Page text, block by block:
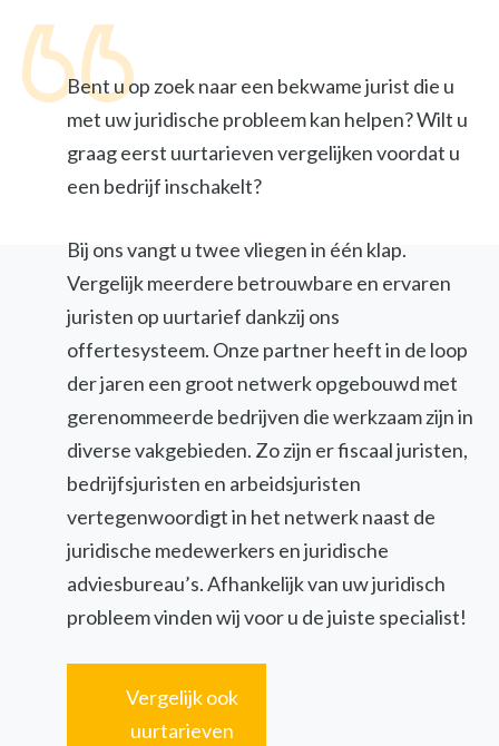
Bent u op zoek naar een bekwame jurist die u
met uw juridische probleem kan helpen? Wilt u
graag eerst uurtarieven vergelijken voordat u
een bedrijf inschakelt?
Bij ons vangt u twee vliegen in één klap.
Vergelijk meerdere betrouwbare en ervaren
juristen op uurtarief dankzij ons
offertesysteem. Onze partner heeft in de loop
der jaren een groot netwerk opgebouwd met
gerenommeerde bedrijven die werkzaam zijn in
diverse vakgebieden. Zo zijn er fiscaal juristen,
bedrijfsjuristen en arbeidsjuristen
vertegenwoordigt in het netwerk naast de
juridische medewerkers en juridische
adviesbureau’s. Afhankelijk van uw juridisch
probleem vinden wij voor u de juiste specialist!
Vergelijk ook
uurtarieven